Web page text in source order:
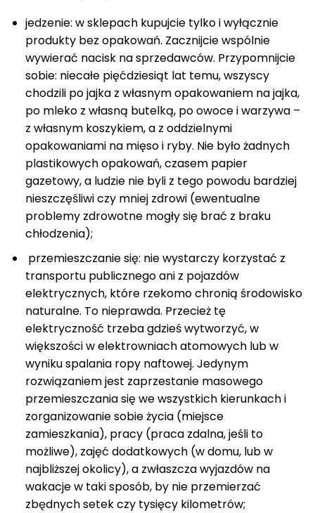
jedzenie: w sklepach kupujcie tylko i wyłącznie
produkty bez opakowań. Zacznijcie wspólnie
wywierać nacisk na sprzedawców. Przypomnijcie
sobie: niecałe pięćdziesiąt lat temu, wszyscy
chodzili po jajka z własnym opakowaniem na jajka,
po mleko z własną butelką, po owoce i warzywa –
z własnym koszykiem, a z oddzielnymi
opakowaniami na mięso i ryby. Nie było żadnych
plastikowych opakowań, czasem papier
gazetowy, a ludzie nie byli z tego powodu bardziej
nieszczęśliwi czy mniej zdrowi (ewentualne
problemy zdrowotne mogły się brać z braku
chłodzenia);
przemieszczanie się: nie wystarczy korzystać z
transportu publicznego ani z pojazdów
elektrycznych, które rzekomo chronią środowisko
naturalne. To nieprawda. Przecież tę
elektryczność trzeba gdzieś wytworzyć, w
większości w elektrowniach atomowych lub w
wyniku spalania ropy naftowej. Jedynym
rozwiązaniem jest zaprzestanie masowego
przemieszczania się we wszystkich kierunkach i
zorganizowanie sobie życia (miejsce
zamieszkania), pracy (praca zdalna, jeśli to
możliwe), zajęć dodatkowych (w domu, lub w
najbliższej okolicy), a zwłaszcza wyjazdów na
wakacje w taki sposób, by nie przemierzać
zbędnych setek czy tysięcy kilometrów;